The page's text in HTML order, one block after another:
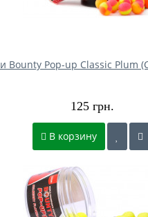
Bounty Pop-up Classic Plum
125 грн.
В корзину